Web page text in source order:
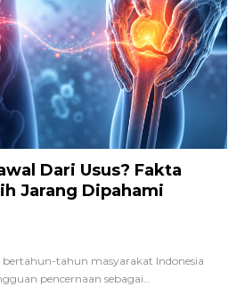
Dari Usus? Fakta
Jarang Dipahami
bertahun-tahun masyarakat Indonesia
pencernaan sebagai